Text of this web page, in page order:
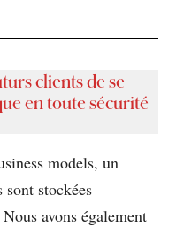
clients de se
en toute sécurité
models, un
sont stockées
avons également